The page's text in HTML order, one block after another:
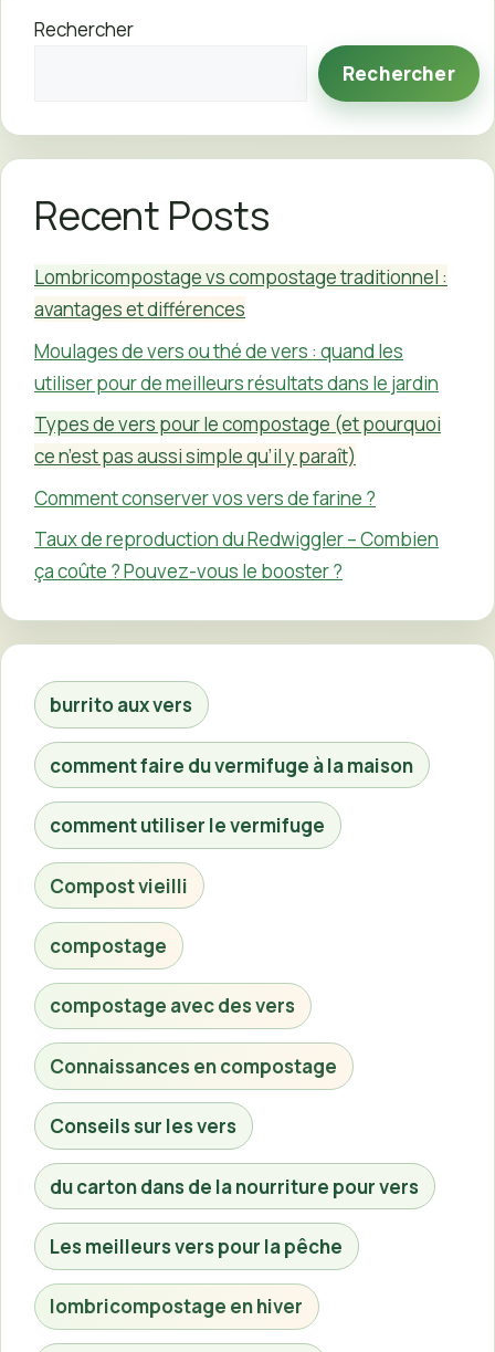
Rechercher
Rechercher
Recent Posts
Lombricompostage vs compostage traditionnel :
avantages et différences
Moulages de vers ou thé de vers : quand les
utiliser pour de meilleurs résultats dans le jardin
Types de vers pour le compostage (et pourquoi
ce n’est pas aussi simple qu’il y paraît)
Comment conserver vos vers de farine ?
Taux de reproduction du Redwiggler – Combien
ça coûte ? Pouvez-vous le booster ?
burrito aux vers
comment faire du vermifuge à la maison
comment utiliser le vermifuge
Compost vieilli
compostage
compostage avec des vers
Connaissances en compostage
Conseils sur les vers
du carton dans de la nourriture pour vers
Les meilleurs vers pour la pêche
lombricompostage en hiver